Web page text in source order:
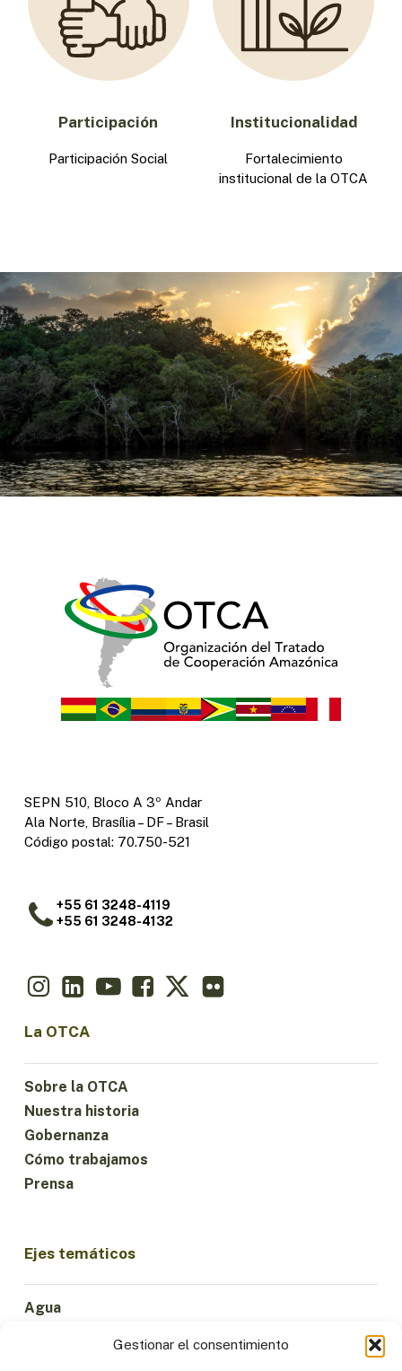
Gestionar el consentimiento
Participación
Participación Social
Institucionalidad
Fortalecimiento
institucional de la OTCA
SEPN 510, Bloco A 3º Andar
Ala Norte, Brasília – DF – Brasil
Código postal: 70.750-521
+55 61 3248-4119
+55 61 3248-4132
La OTCA
Sobre la OTCA
Nuestra historia
Gobernanza
Cómo trabajamos
Prensa
Ejes temáticos
Agua